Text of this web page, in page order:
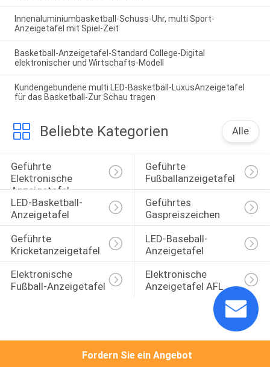
Innenaluminiumbasketball-Schuss-Uhr, multi Sport-
Anzeigetafel mit Spiel-Zeit
Basketball-Anzeigetafel-Standard College-Digital
elektronischer und Wirtschafts-Modell
Kundengebundene multi LED-Basketball-LuxusAnzeigetafel
für das Basketball-Zur Schau tragen
Beliebte Kategorien Alle
Geführte
Elektronische
Anzeigetafel
Geführte
Fußballanzeigetafel
LED-Basketball-
Anzeigetafel
Geführtes
Gaspreiszeichen
Geführte
Kricketanzeigetafel
LED-Baseball-
Anzeigetafel
Elektronische
Fußball-Anzeigetafel
Elektronische
Anzeigetafel AFL
Fordern Sie ein Angebot